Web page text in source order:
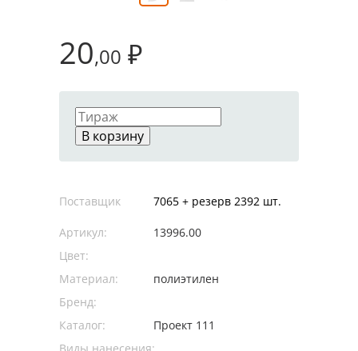
20,00 ₽
В корзину
Поставщик 7065 + резерв 2392 шт.
Артикул:
13996.00
Цвет:
Материал:
полиэтилен
Бренд:
Каталог:
Проект 111